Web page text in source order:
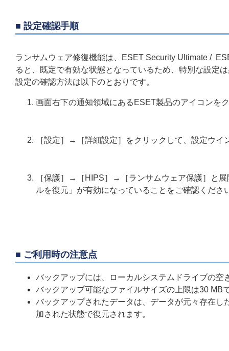
■ 設定確認手順
ランサムウェア修復機能は、ESET Security Ultimate /
ると、既定で有効な状態となっているため、特別な設定
設定の確認方法は以下のとおりです。
画面右下の通知領域にあるESET製品のアイコンを
［設定］→［詳細設定］をクリックして、設定ウイ
［保護］→［HIPS］→［ランサムウェア保護］と
ルを復元」が有効になっていることをご確認くださ
■ ご利用時の注意点
バックアップには、ローカルシステムドライブの空
バックアップ可能なファイルサイズの上限は30 MB
バックアップされたデータは、データが元々存在
加された状態で復元されます。